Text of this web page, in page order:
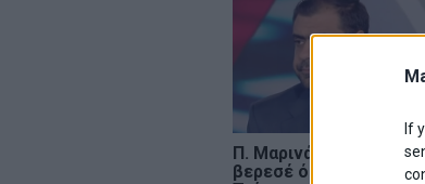
If
Π. Μαρινάκης: «Ακούω
βερεσέ όσα λέει ο